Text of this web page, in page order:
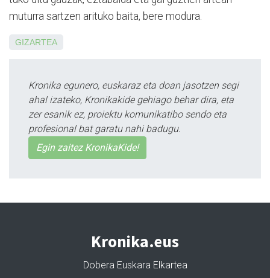
muturra sartzen arituko baita, bere mo­dura.
GIZARTEA
Kronika egunero, euskaraz eta doan jasotzen segi
ahal izateko, Kronikakide gehiago behar dira, eta
zer esanik ez, proiektu komunikatibo sendo eta
profesional bat garatu nahi badugu.
Egin zaitez KronikaKide!
Kronika.eus
Dobera Euskara Elkartea